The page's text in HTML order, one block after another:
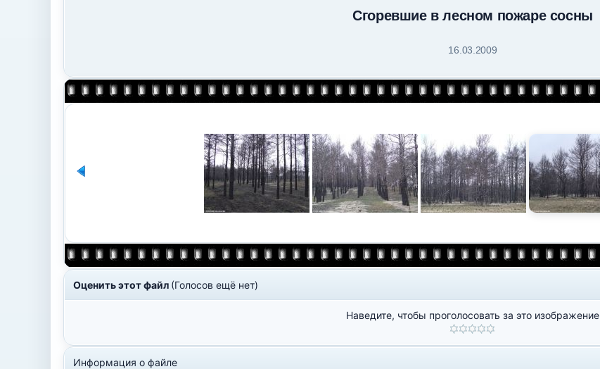
Сгоревшие в лесном пожаре сосны
16.03.2009
Оценить этот файл (Голосов ещё нет)
Наведите, чтобы проголосовать за это изображение
Информация о файле